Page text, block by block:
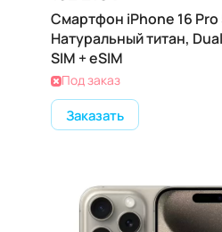
Смартфон iPhone 16 Pro
Натуральный титан,
SIM + eSIM
Под заказ
Заказать